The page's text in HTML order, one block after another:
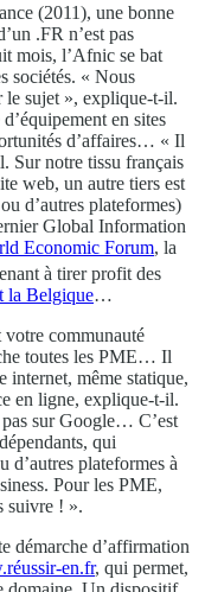
(2011), une bonne
.FR n’est pas
mois, l’Afnic se bat
sociétés. « Nous
le sujet », explique-t-il.
en sites
d’affaires… « Il
Sur notre tissu français
web, un autre tiers est
d’autres plateformes)
Global Information
Economic Forum, la
à tirer profit des
la Belgique…
votre communauté
toutes les PME… Il
internet, même statique,
en ligne, explique-t-il.
sur Google… C’est
qui
d’autres plateformes à
Pour les PME,
suivre ! ».
démarche d’affirmation
en.fr, qui permet,